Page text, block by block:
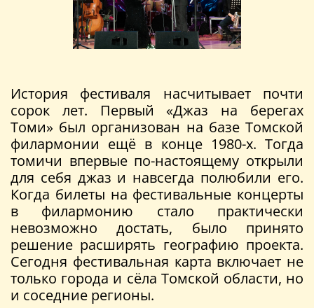
История фестиваля насчитывает почти
сорок лет. Первый «Джаз на берегах
Томи» был организован на базе Томской
филармонии ещё в конце 1980-х. Тогда
томичи впервые по-настоящему открыли
для себя джаз и навсегда полюбили его.
Когда билеты на фестивальные концерты
в филармонию стало практически
невозможно достать, было принято
решение расширять географию проекта.
Сегодня фестивальная карта включает не
только города и сёла Томской области, но
и соседние регионы.